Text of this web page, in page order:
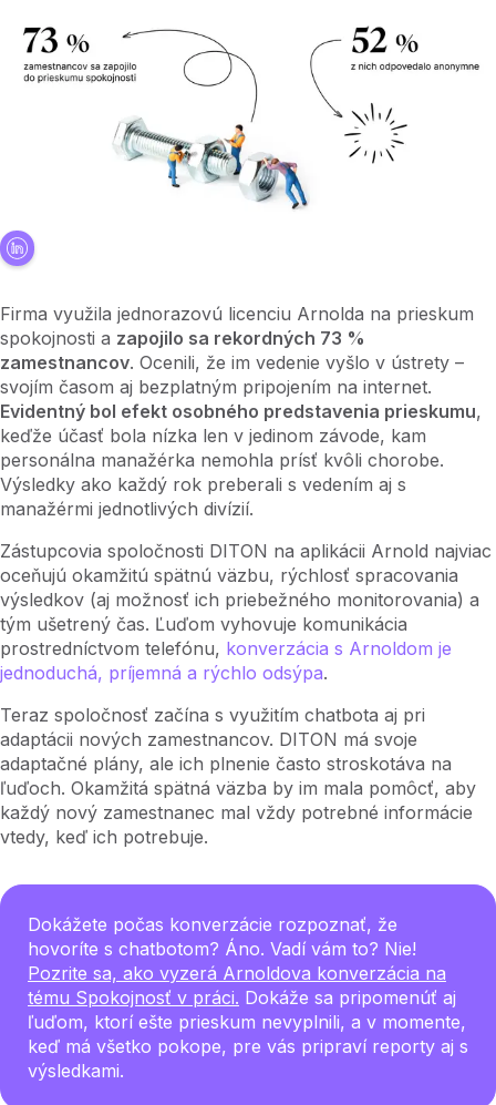
Firma využila jednorazovú licenciu Arnolda na prieskum
spokojnosti a zapojilo sa rekordných 73 %
zamestnancov. Ocenili, že im vedenie vyšlo v ústrety –
svojím časom aj bezplatným pripojením na internet.
Evidentný bol efekt osobného predstavenia prieskumu,
keďže účasť bola nízka len v jedinom závode, kam
personálna manažérka nemohla prísť kvôli chorobe.
Výsledky ako každý rok preberali s vedením aj s
manažérmi jednotlivých divízií.
Zástupcovia spoločnosti DITON na aplikácii Arnold najviac
oceňujú okamžitú spätnú väzbu, rýchlosť spracovania
výsledkov (aj možnosť ich priebežného monitorovania) a
tým ušetrený čas. Ľuďom vyhovuje komunikácia
prostredníctvom telefónu, konverzácia s Arnoldom je
jednoduchá, príjemná a rýchlo odsýpa.
Teraz spoločnosť začína s využitím chatbota aj pri
adaptácii nových zamestnancov. DITON má svoje
adaptačné plány, ale ich plnenie často stroskotáva na
ľuďoch. Okamžitá spätná väzba by im mala pomôcť, aby
každý nový zamestnanec mal vždy potrebné informácie
vtedy, keď ich potrebuje.
Dokážete počas konverzácie rozpoznať, že
hovoríte s chatbotom? Áno. Vadí vám to? Nie!
Pozrite sa, ako vyzerá Arnoldova konverzácia na
tému Spokojnosť v práci. Dokáže sa pripomenúť aj
ľuďom, ktorí ešte prieskum nevyplnili, a v momente,
keď má všetko pokope, pre vás pripraví reporty aj s
výsledkami.